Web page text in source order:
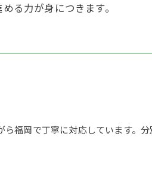
る力が身につきます。
福岡で丁寧に対応しています。